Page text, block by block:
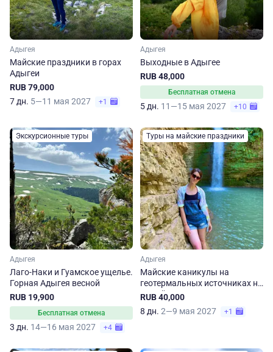
Адыгея
Майские праздники в горах
Адыгеи
RUB 79,000
7 дн. 5—11 мая 2027 +1
Адыгея
Выходные в Адыгее
RUB 48,000
Бесплатная отмена
5 дн. 11—15 мая 2027 +10
Экскурсионные туры
Адыгея
Лаго-Наки и Гуамское ущелье.
Горная Адыгея весной
RUB 19,900
Бесплатная отмена
3 дн. 14—16 мая 2027 +4
Туры на майские праздники
Адыгея
Майские каникулы на
геотермальных источниках на
8 дней
RUB 40,000
8 дн. 2—9 мая 2027 +1